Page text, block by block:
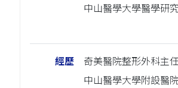
中山醫學大學醫學研
經歷
奇美醫院整形外科主
中山醫學大學附設醫